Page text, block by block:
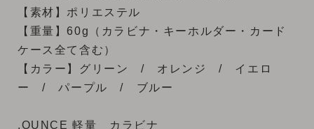
【素材】ポリエステル
【重量】60g（カラビナ・キーホルダー・カード
ケース全て含む）
【カラー】グリーン / オレンジ / イエロ
ー / パープル / ブルー
.OUNCE 軽量 カラビナ